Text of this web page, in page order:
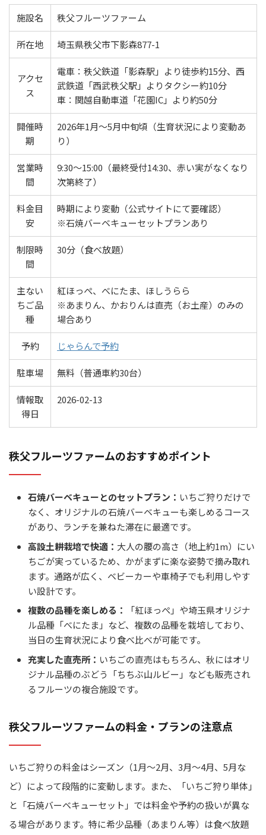
施設名 秩父フルーツファーム
所在地 埼玉県秩父市下影森877-1
アクセ
ス
電車：秩父鉄道「影森駅」より徒歩約15分、西
武鉄道「西武秩父駅」よりタクシー約10分
車：関越自動車道「花園IC」より約50分
開催時
期
2026年1月〜5月中旬頃（生育状況により変動あ
り）
営業時
間
9:30〜15:00（最終受付14:30、赤い実がなくなり
次第終了）
料金目
安
時期により変動（公式サイトにて要確認）
※石焼バーベキューセットプランあり
制限時
間
30分（食べ放題）
主ない
ちご品
種
紅ほっぺ、べにたま、ほしうらら
※あまりん、かおりんは直売（お土産）のみの
場合あり
予約 じゃらんで予約
駐車場 無料（普通車約30台）
情報取
得日
2026-02-13
秩父フルーツファームのおすすめポイント
石焼バーベキューとのセットプラン： いちご狩りだけで
なく、オリジナルの石焼バーベキューも楽しめるコース
があり、ランチを兼ねた滞在に最適です。
高設土耕栽培で快適： 大人の腰の高さ（地上約1m）にい
ちごが実っているため、かがまずに楽な姿勢で摘み取れ
ます。通路が広く、ベビーカーや車椅子でも利用しやす
い設計です。
複数の品種を楽しめる：
「紅ほっぺ」や埼玉県オリジナ
ル品種「べにたま」など、複数の品種を栽培しており、
当日の生育状況により食べ比べが可能です。
充実した直売所： いちごの直売はもちろん、秋にはオリ
ジナル品種のぶどう「ちちぶ山ルビー」なども販売され
るフルーツの複合施設です。
秩父フルーツファームの料金・プランの注意点
いちご狩りの料金はシーズン（1月〜2月、3月〜4月、5月な
ど）によって段階的に変動します。また、「いちご狩り単体」
と「石焼バーベキューセット」では料金や予約の扱いが異な
る場合があります。特に希少品種（あまりん等）は食べ放題